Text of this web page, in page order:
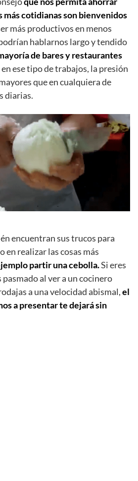
más cotidianas son bienvenidos
más productivos en menos
hablarnos largo y tendido
de bares y restaurantes
en ese tipo de trabajos, la presión
que en cualquiera de
diarias.
encuentran sus trucos para
en realizar las cosas más
partir una cebolla.Si eres
pasmado al ver a un cocinero
a una velocidad abismal,el
a presentar te dejará sin